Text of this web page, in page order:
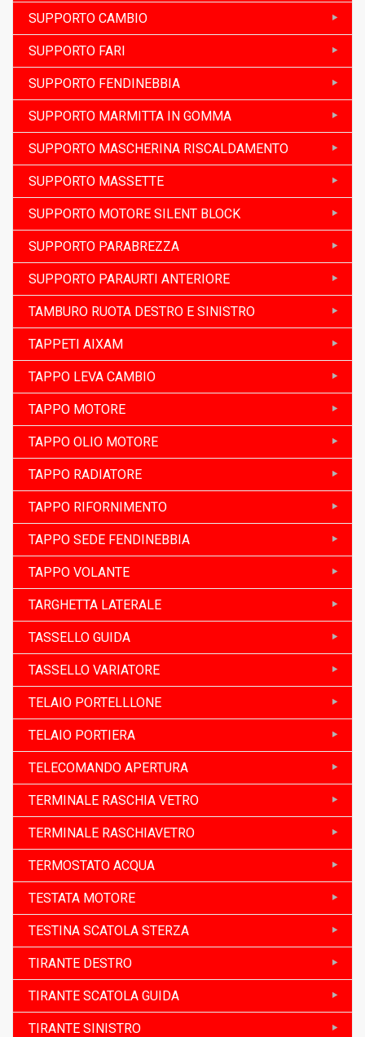
SUPPORTO CAMBIO
SUPPORTO FARI
SUPPORTO FENDINEBBIA
SUPPORTO MARMITTA IN GOMMA
SUPPORTO MASCHERINA RISCALDAMENTO
SUPPORTO MASSETTE
SUPPORTO MOTORE SILENT BLOCK
SUPPORTO PARABREZZA
SUPPORTO PARAURTI ANTERIORE
TAMBURO RUOTA DESTRO E SINISTRO
TAPPETI AIXAM
TAPPO LEVA CAMBIO
TAPPO MOTORE
TAPPO OLIO MOTORE
TAPPO RADIATORE
TAPPO RIFORNIMENTO
TAPPO SEDE FENDINEBBIA
TAPPO VOLANTE
TARGHETTA LATERALE
TASSELLO GUIDA
TASSELLO VARIATORE
TELAIO PORTELLLONE
TELAIO PORTIERA
TELECOMANDO APERTURA
TERMINALE RASCHIA VETRO
TERMINALE RASCHIAVETRO
TERMOSTATO ACQUA
TESTATA MOTORE
TESTINA SCATOLA STERZA
TIRANTE DESTRO
TIRANTE SCATOLA GUIDA
TIRANTE SINISTRO